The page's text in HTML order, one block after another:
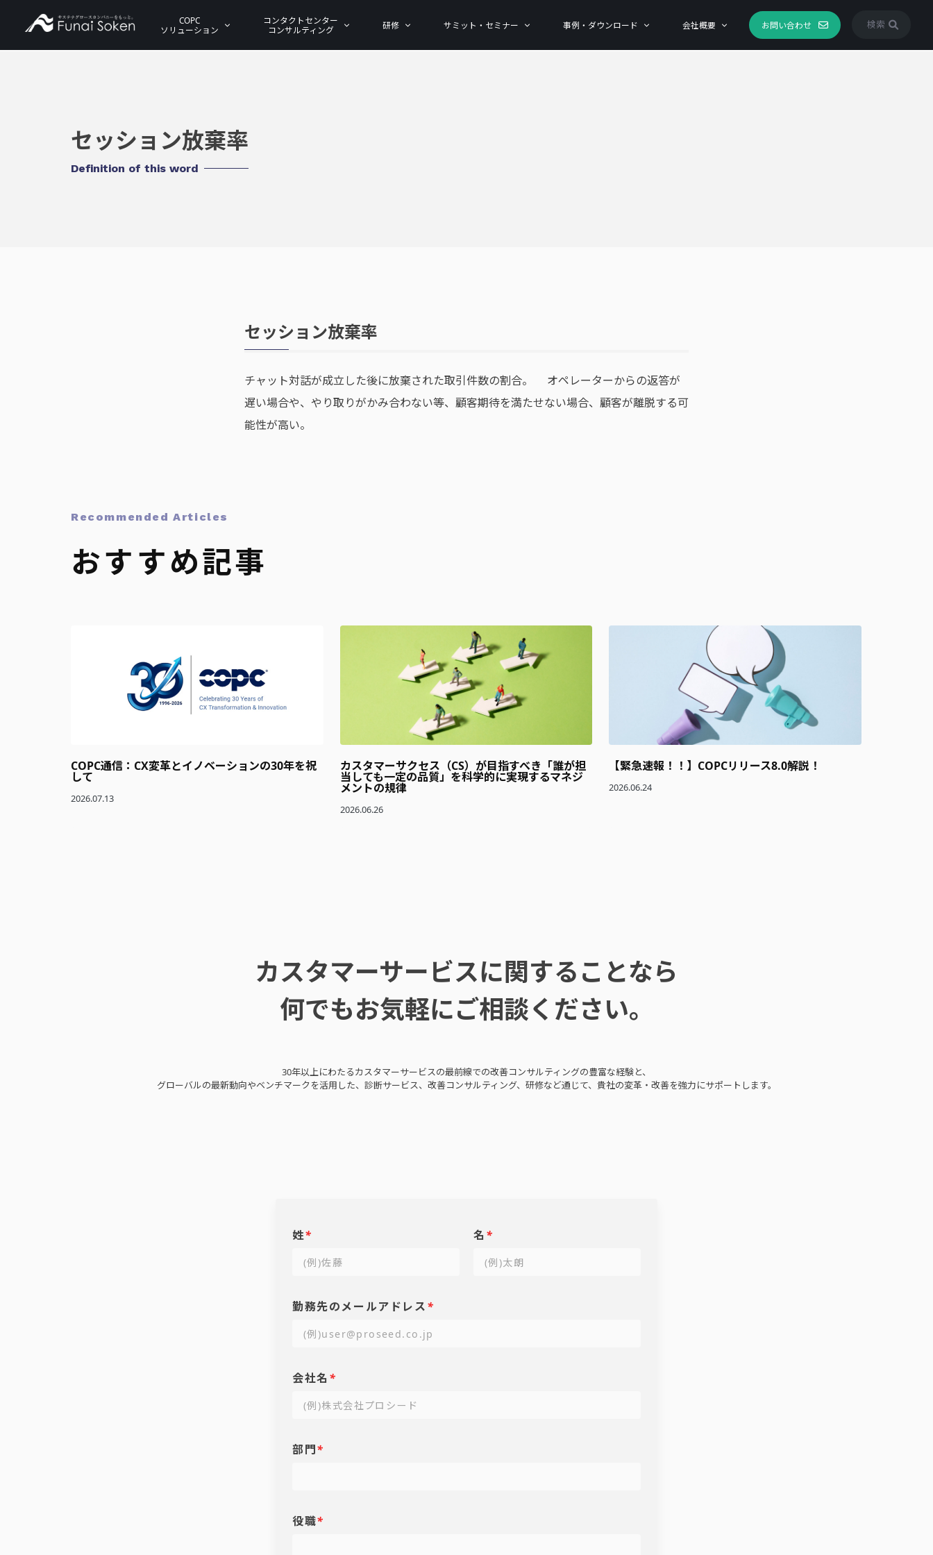
COPC
ソリューション
コンタクトセンター
コンサルティング
研修 サミット・セミナー 事例・ダウンロード 会社概要 お問い合わせ 検索
セッション放棄率
Definition of this word
セッション放棄率
チャット対話が成立した後に放棄された取引件数の割合。 オペレーターからの返答が
遅い場合や、やり取りがかみ合わない等、顧客期待を満たせない場合、顧客が離脱する可
能性が高い。
Recommended Articles
おすすめ記事
COPC通信：CX変革とイノベーションの30年を祝
して
2026.07.13
カスタマーサクセス（CS）が目指すべき「誰が担
当しても一定の品質」を科学的に実現するマネジ
メントの規律
2026.06.26
【緊急速報！！】COPCリリース8.0解説！
2026.06.24
カスタマーサービスに関することなら
何でもお気軽にご相談ください。
30年以上にわたるカスタマーサービスの最前線での改善コンサルティングの豊富な経験と、
グローバルの最新動向やベンチマークを活用した、診断サービス、改善コンサルティング、研修など通じて、貴社の変革・改善を強力にサポートします。
姓* 名 *
勤務先のメールアドレス*
会社名 *
部門*
役職*